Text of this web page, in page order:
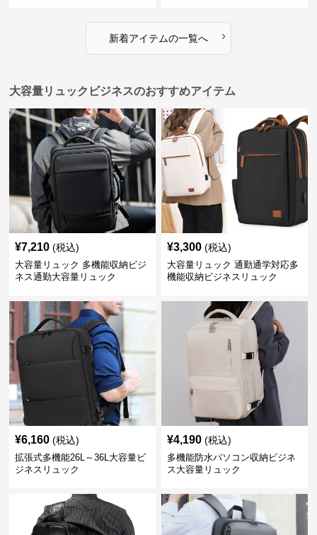
新着アイテムの一覧へ ›
大容量リュックビジネスのおすすめアイテム
¥7,210 (税込)
大容量リュック 多機能収納ビジ
ネス通勤大容量リュック
¥3,300 (税込)
大容量リュック 通勤通学対応多
機能収納ビジネスリュック
¥6,160 (税込)
拡張式多機能26L～36L大容量ビ
ジネスリュック
¥4,190 (税込)
多機能防水パソコン収納ビジネ
ス大容量リュック